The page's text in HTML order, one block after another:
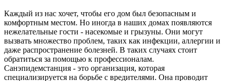
Каждый из нас хочет, чтобы его дом был безопасным и
комфортным местом. Но иногда в наших домах появляются
нежелательные гости - насекомые и грызуны. Они могут
вызвать множество проблем, таких как инфекции, аллергии и
даже распространение болезней. В таких случаях стоит
обратиться за помощью к профессионалам.
Санэпидемстанция - это организация, которая
специализируется на борьбе с вредителями. Она проводит